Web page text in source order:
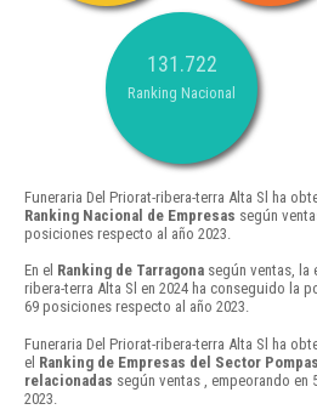
131.722
Ranking Nacional
Funeraria Del Priorat-ribera-terra Alta Sl ha
Ranking Nacional de Empresas según
posiciones respecto al año 2023.
En el Ranking de Tarragona según ventas, la
ribera-terra Alta Sl en 2024 ha conseguido la
69 posiciones respecto al año 2023.
Funeraria Del Priorat-ribera-terra Alta Sl ha
el Ranking de Empresas del Sector
relacionadas según ventas , empeorando
2023.